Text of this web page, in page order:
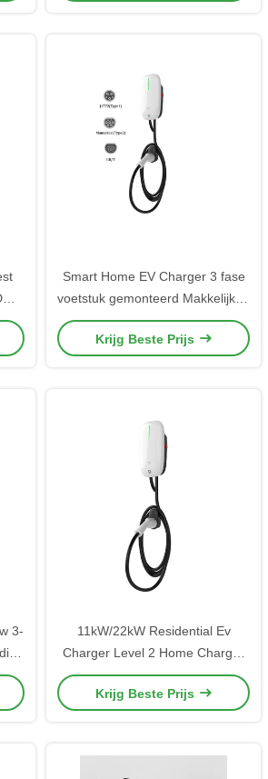
Smart Home EV Charger 3 fase
voetstuk gemonteerd Makkelijk te
installeren EV-oplaadpunten voor
thuis
Krijg Beste Prijs
3-
11kW/22kW Residential Ev
Charger Level 2 Home Charger
met 5M bereik past in kleine
ruimtes
Krijg Beste Prijs